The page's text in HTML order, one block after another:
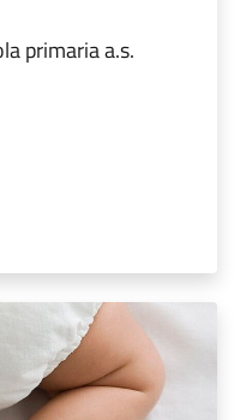
primaria a.s.